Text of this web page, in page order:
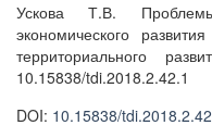
Ускова Т.В.
экономического
территориального
10.15838/tdi.2018.2.42.1
DOI: 10.15838/